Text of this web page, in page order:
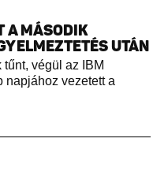
A MÁSODIK
UTÁN
végül az IBM
napjához vezetett a